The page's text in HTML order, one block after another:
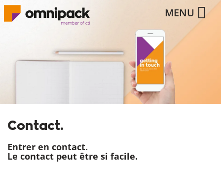
MENU
Contact.
Entrer en contact.
Le contact peut être si facile.